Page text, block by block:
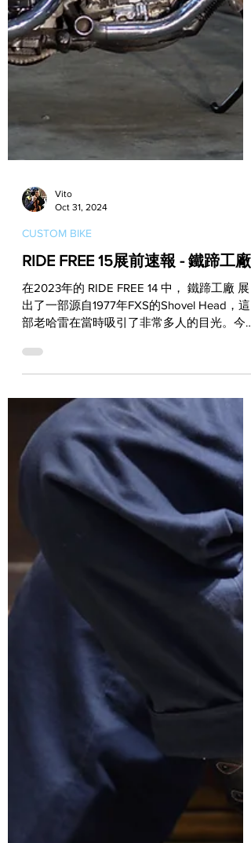
Vito
CUSTOM BIKE
RIDE FREE 15展前速報 - 鐵蹄工廠
在2023年的 RIDE FREE 14 中， 鐵蹄工廠 展
的 RIDE FREE 15 ，他們又會帶來另一部老哈
雷，而且這一回年紀更大、在台灣也更加珍
稀，因為這是一部搭載Fl...